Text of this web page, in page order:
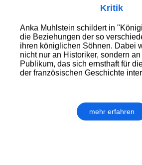
Kritik
Anka Muhlstein schildert in
die Beziehungen der so
ihren königlichen Söhnen. Dabei
nicht nur an Historiker, sondern
Publikum, das sich ernsthaft für
der französischen Geschichte
mehr erfahren